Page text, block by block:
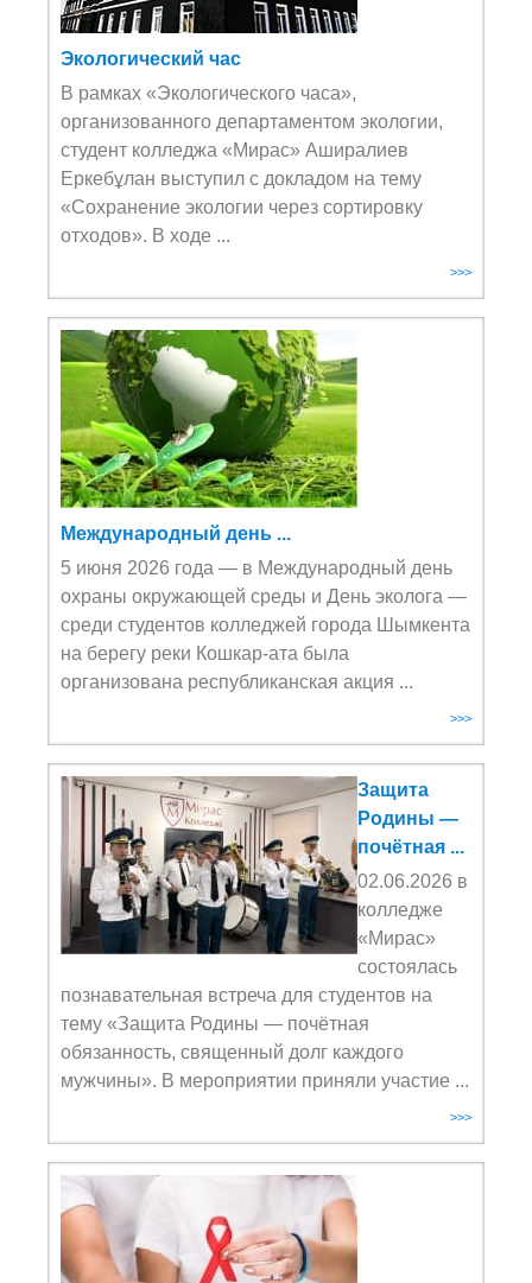
Экологический час
В рамках «Экологического часа»,
организованного департаментом экологии,
студент колледжа «Мирас» Аширалиев
Еркебұлан выступил с докладом на тему
«Сохранение экологии через сортировку
отходов». В ходе ...
>>>
Международный день ...
5 июня 2026 года — в Международный день
охраны окружающей среды и День эколога —
среди студентов колледжей города Шымкента
на берегу реки Кошкар-ата была
организована республиканская акция ...
>>>
Защита
Родины —
почётная ...
02.06.2026 в
колледже
«Мирас»
состоялась
познавательная встреча для студентов на
тему «Защита Родины — почётная
обязанность, священный долг каждого
мужчины». В мероприятии приняли участие ...
>>>